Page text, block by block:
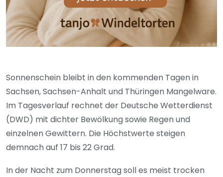
Sonnenschein bleibt in den kommenden Tagen in
Sachsen, Sachsen-Anhalt und Thüringen Mangelware.
Im Tagesverlauf rechnet der Deutsche Wetterdienst
(DWD) mit dichter Bewölkung sowie Regen und
einzelnen Gewittern. Die Höchstwerte steigen
demnach auf 17 bis 22 Grad.
In der Nacht zum Donnerstag soll es meist trocken